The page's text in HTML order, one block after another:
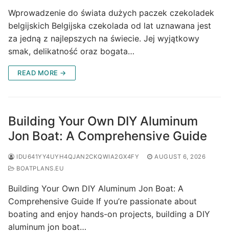
Wprowadzenie do świata dużych paczek czekoladek
belgijskich Belgijska czekolada od lat uznawana jest
za jedną z najlepszych na świecie. Jej wyjątkowy
smak, delikatność oraz bogata…
READ MORE →
Building Your Own DIY Aluminum
Jon Boat: A Comprehensive Guide
IDU641YY4UYH4QJAN2CKQWIA2GX4FY
AUGUST 6, 2026
BOATPLANS.EU
Building Your Own DIY Aluminum Jon Boat: A
Comprehensive Guide If you’re passionate about
boating and enjoy hands-on projects, building a DIY
aluminum jon boat…